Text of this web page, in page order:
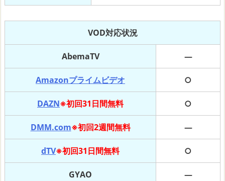
VOD対応状況
AbemaTV ―
Amazonプライムビデオ ○
DAZN※初回31日間無料 ○
DMM.com※初回2週間無料 ―
dTV※初回31日間無料 ○
GYAO ―